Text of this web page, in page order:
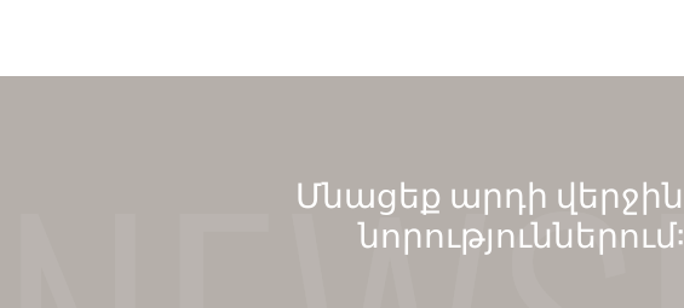
Մնացեք արդի վերջին
նորություններում: